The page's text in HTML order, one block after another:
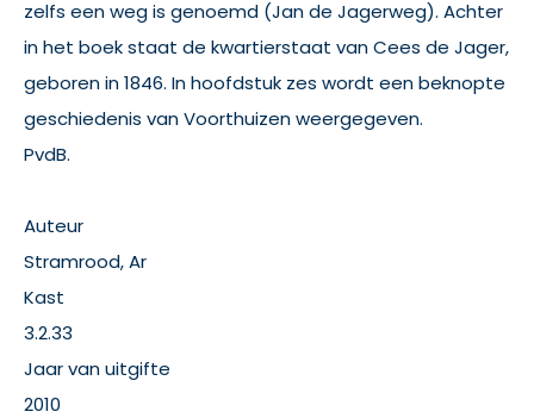
zelfs een weg is genoemd (Jan de Jagerweg). Achter
in het boek staat de kwartierstaat van Cees de Jager,
geboren in 1846. In hoofdstuk zes wordt een beknopte
geschiedenis van Voorthuizen weergegeven.
PvdB.
Auteur
Stramrood, Ar
Kast
3.2.33
Jaar van uitgifte
2010